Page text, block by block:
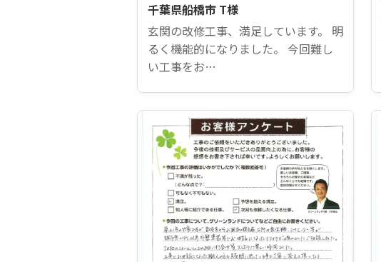
千葉県船橋市 T様
玄関の改修工事、満足しています。 明
るく機能的になりました。 今回難し
い工事をお…